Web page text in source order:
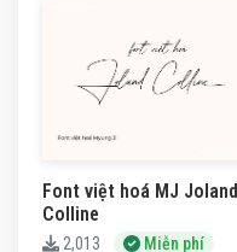
Font việt hoá MJ Joland
Colline
2,013 Miễn phí